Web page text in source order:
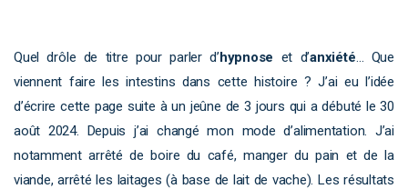
Quel drôle de titre pour parler d’hypnose et d’anxiété… Que
viennent faire les intestins dans cette histoire ? J’ai eu l’idée
d’écrire cette page suite à un jeûne de 3 jours qui a débuté le 30
août 2024. Depuis j’ai changé mon mode d’alimentation. J’ai
notamment arrêté de boire du café, manger du pain et de la
viande, arrêté les laitages (à base de lait de vache). Les résultats